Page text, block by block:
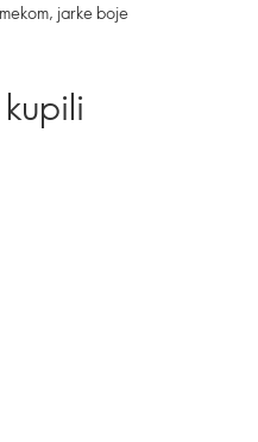
jarke boje